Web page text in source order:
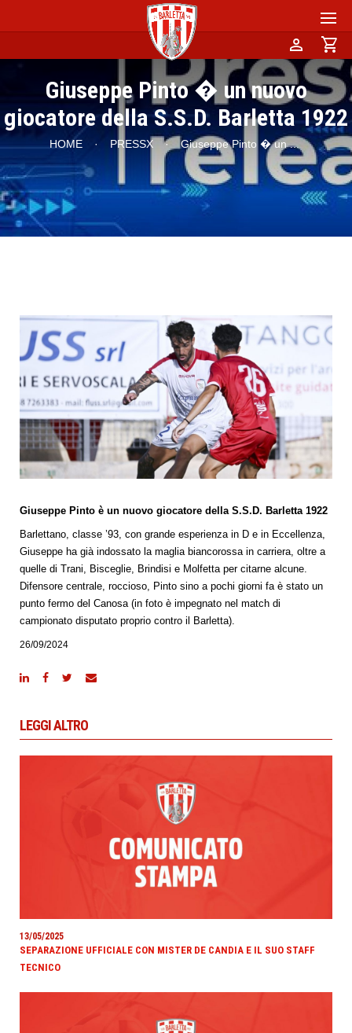
person shopping_cart
Giuseppe Pinto � un nuovo
giocatore della S.S.D. Barletta 1922
HOME · PRESSX · Giuseppe Pinto � un...
Giuseppe Pinto è un nuovo giocatore della S.S.D. Barletta 1922
Barlettano, classe ’93, con grande esperienza in D e in Eccellenza,
Giuseppe ha già indossato la maglia biancorossa in carriera, oltre a
quelle di Trani, Bisceglie, Brindisi e Molfetta per citarne alcune.
Difensore centrale, roccioso, Pinto sino a pochi giorni fa è stato un
punto fermo del Canosa (in foto è impegnato nel match di
campionato disputato proprio contro il Barletta).
26/09/2024
LEGGI ALTRO
13/05/2025
SEPARAZIONE UFFICIALE CON MISTER DE CANDIA E IL SUO STAFF
TECNICO